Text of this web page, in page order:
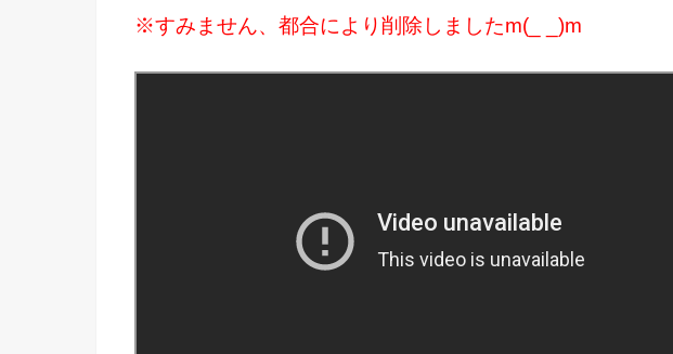
※すみません、都合により削除しましたm(_ _)m